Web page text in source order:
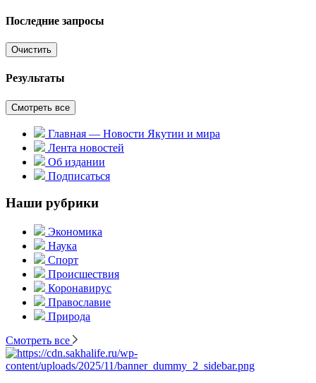
Последние запросы
Очистить
Результаты
Смотреть все
Главная — Новости Якутии и мира
Лента новостей
Об издании
Подписаться
Наши рубрики
Экономика
Наука
Спорт
Происшествия
Коронавирус
Православие
Природа
Смотреть все